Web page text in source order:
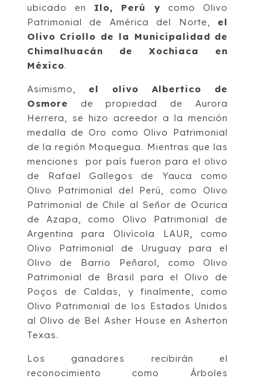
ubicado en Ilo, Perú y como Olivo
Patrimonial de América del Norte, el
Olivo Criollo de la Municipalidad de
Chimalhuacán de Xochiaca en
México.
Asimismo, el olivo Albertico de
Osmore de propiedad de Aurora
Herrera, se hizo acreedor a la mención
medalla de Oro como Olivo Patrimonial
de la región Moquegua. Mientras que las
menciones por país fueron para el olivo
de Rafael Gallegos de Yauca como
Olivo Patrimonial del Perú, como Olivo
Patrimonial de Chile al Señor de Ocurica
de Azapa, como Olivo Patrimonial de
Argentina para Olivícola LAUR, como
Olivo Patrimonial de Uruguay para el
Olivo de Barrio Peñarol, como Olivo
Patrimonial de Brasil para el Olivo de
Poços de Caldas, y finalmente, como
Olivo Patrimonial de los Estados Unidos
al Olivo de Bel Asher House en Asherton
Texas.
Los ganadores recibirán el
reconocimiento como Árboles